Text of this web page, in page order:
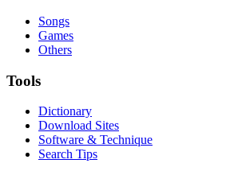
Songs
Games
Others
Tools
Dictionary
Download Sites
Software & Technique
Search Tips